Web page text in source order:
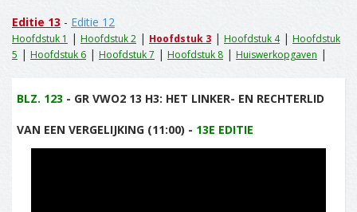
Editie 13 - Editie 12
Hoofdstuk 1 | Hoofdstuk 2 | Hoofdstuk 3 | Hoofdstuk 4| Hoofdstuk
5 | Hoofdstuk 6 | Hoofdstuk 7 | Hoofdstuk 8 | Huiswerkopgaven |
BLZ. 123 - GR VWO2 13 H3: HET LINKER- EN RECHTERLID
VAN EEN VERGELIJKING (11:00) - 13E EDITIE